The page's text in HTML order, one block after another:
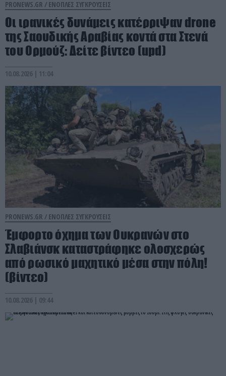
PRONEWS.GR / ΕΝΟΠΛΕΣ ΣΥΓΚΡΟΥΣΕΙΣ
Οι ιρανικές δυνάμεις κατέρριψαν drone
της Σαουδικής Αραβίας κοντά στα Στενά
του Ορμούζ: Δείτε βίντεο (upd)
10.08.2026 | 11:04
PRONEWS.GR / ΕΝΟΠΛΕΣ ΣΥΓΚΡΟΥΣΕΙΣ
Έμφορτο όχημα των Ουκρανών στο
Σλαβιάνσκ καταστράφηκε ολοσχερώς
από ρωσικό μαχητικό μέσα στην πόλη!
(βίντεο)
10.08.2026 | 09:44